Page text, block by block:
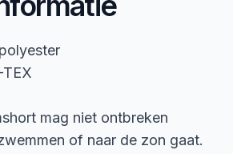
TEX
mag niet ontbreken
of naar de zon gaat.